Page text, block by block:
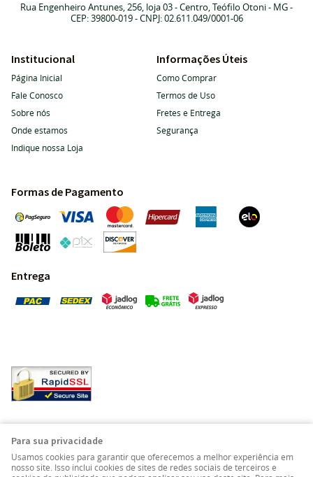
Rua Engenheiro Antunes, 256, loja 03-Centro, Teófilo Otoni- MG-
CEP: 39800-019- CNPJ: 02.611.049/0001-06
Institucional
Página Inicial
Fale Conosco
Sobre nós
Onde estamos
Indique nossa Loja
Informações Úteis
Como Comprar
Termos de Uso
Fretes e Entrega
Segurança
Formas de Pagamento
Entrega
Para sua privacidade
Usamos cookies para garantir que oferecemos a melhor experiência em
nosso site. Isso inclui cookies de sites de redes sociais de terceiros e